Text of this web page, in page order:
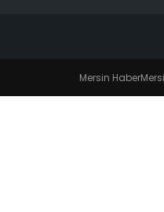
Mersin Haber